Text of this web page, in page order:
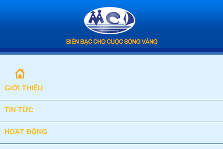
GIỚI THIỆU
TIN TỨC
HOẠT ĐỘNG